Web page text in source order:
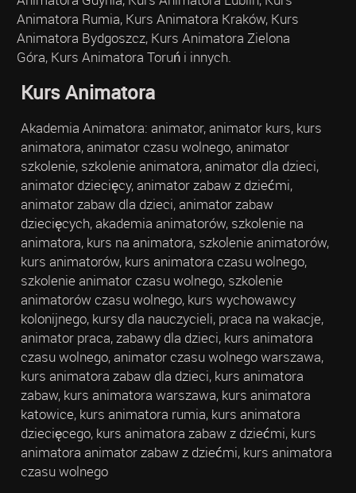
Animatora Rumia, Kurs Animatora Kraków, Kurs
Animatora Bydgoszcz, Kurs Animatora Zielona
Góra, Kurs Animatora Toruń i innych.
Kurs Animatora
Akademia Animatora: animator, animator kurs, kurs
animatora, animator czasu wolnego, animator
szkolenie, szkolenie animatora, animator dla dzieci,
animator dziecięcy, animator zabaw z dziećmi,
animator zabaw dla dzieci, animator zabaw
dziecięcych, akademia animatorów, szkolenie na
animatora, kurs na animatora, szkolenie animatorów,
kurs animatorów, kurs animatora czasu wolnego,
szkolenie animator czasu wolnego, szkolenie
animatorów czasu wolnego, kurs wychowawcy
kolonijnego, kursy dla nauczycieli, praca na wakacje,
animator praca, zabawy dla dzieci, kurs animatora
czasu wolnego, animator czasu wolnego warszawa,
kurs animatora zabaw dla dzieci, kurs animatora
zabaw, kurs animatora warszawa, kurs animatora
katowice, kurs animatora rumia, kurs animatora
dziecięcego, kurs animatora zabaw z dziećmi, kurs
animatora animator zabaw z dziećmi, kurs animatora
czasu wolnego